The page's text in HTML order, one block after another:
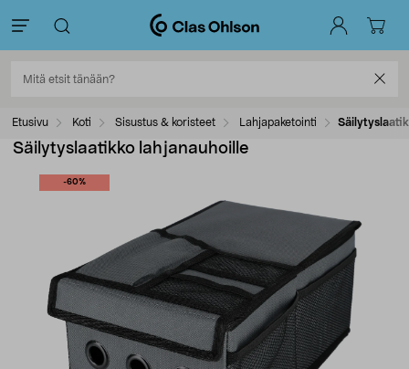
Etusivu Koti Sisustus & koristeet Lahjapaketointi
Säilytyslaatikko lahjanauhoille
-60%